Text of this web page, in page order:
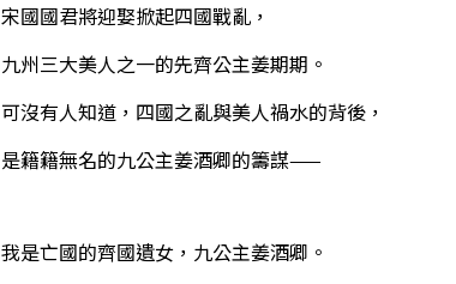
宋國國君將迎娶掀起四國戰亂，
九州三大美人之一的先齊公主姜期期。
可沒有人知道，四國之亂與美人禍水的背後，
是籍籍無名的九公主姜酒卿的籌謀——
我是亡國的齊國遺女，九公主姜酒卿。